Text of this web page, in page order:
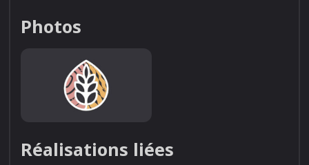
Photos
Réalisations liées